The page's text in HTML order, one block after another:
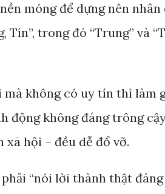
móng để dựng nên nhân
Tín”, trong đó “Trung” và
không có uy tín thì làm
động không đáng trông
xã hội – đều dễ đổ vỡ.
“nói lời thành thật